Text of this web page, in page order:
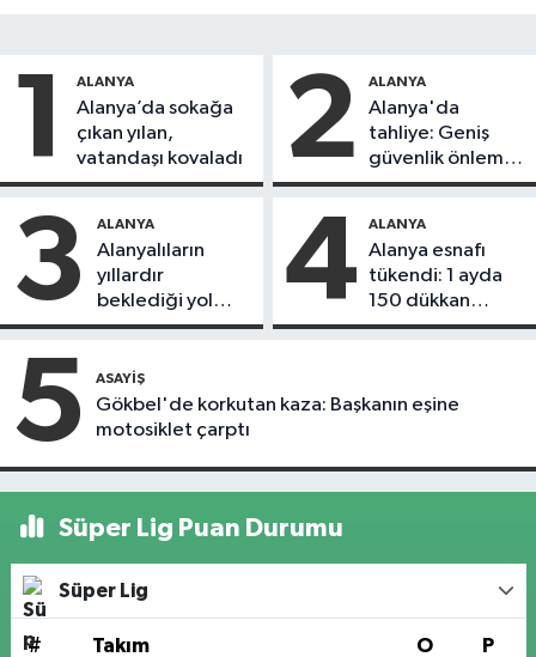
1 ALANYA
Alanya’da sokağa
çıkan yılan,
vatandaşı kovaladı
2 ALANYA
Alanya'da
tahliye: Geniş
güvenlik önlemi
alındı
3 ALANYA
Alanyalıların
yıllardır
beklediği yol
askıdan döndü
4 ALANYA
Alanya esnafı
tükendi: 1 ayda
150 dükkan
kapandı
5 ASAYIŞ
Gökbel'de korkutan kaza: Başkanın eşine
motosiklet çarptı
Süper Lig Puan Durumu
Süper Lig
# Takım O P